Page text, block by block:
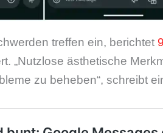
treffen ein, berichtet
„Nutzlose ästhetische
zu beheben“, schreibt